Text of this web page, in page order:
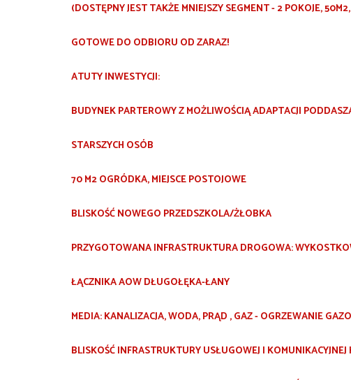
(DOSTĘPNY JEST TAKŻE MNIEJSZY SEGMENT - 2 POKOJE,
GOTOWE DO ODBIORU OD ZARAZ!
ATUTY INWESTYCJI:
BUDYNEK PARTEROWY Z MOŻLIWOŚCIĄ ADAPTACJI
STARSZYCH OSÓB
70 M2 OGRÓDKA, MIEJSCE POSTOJOWE
BLISKOŚĆ NOWEGO PRZEDSZKOLA/ŻŁOBKA
PRZYGOTOWANA INFRASTRUKTURA DROGOWA:
ŁĄCZNIKA AOW DŁUGOŁĘKA-ŁANY
MEDIA: KANALIZACJA, WODA, PRĄD , GAZ - OGRZEWANIE
BLISKOŚĆ INFRASTRUKTURY USŁUGOWEJ I